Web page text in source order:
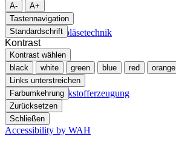
Gebläsetechnik
Stickstofferzeugung
A-
A+
Tastennavigation
Standardschrift
Kontrast
Kontrast wählen
black
white green blue red orange
Links unterstreichen
Farbumkehrung
Zurücksetzen
Schließen
Accessibility by WAH